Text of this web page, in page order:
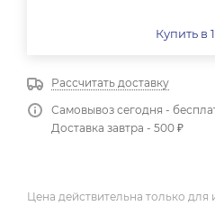
Купить в
Рассчитать доставку
Самовывоз сегодня -
Доставка завтра - 500 ₽
Цена действительна только